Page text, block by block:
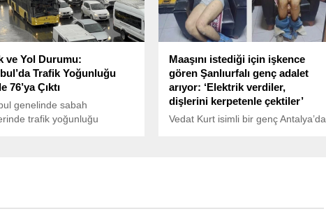
TL arasında olabilir.
ve Yol Durumu:
Trafik Yoğunluğu
76’ya Çıktı
genelinde sabah
trafik yoğunluğu
Maaşını istediği için işkence
gören Şanlıurfalı genç adalet
arıyor: ‘Elektrik verdiler,
dişlerini kerpetenle çektiler’
Vedat Kurt isimli bir genç Antalya’da